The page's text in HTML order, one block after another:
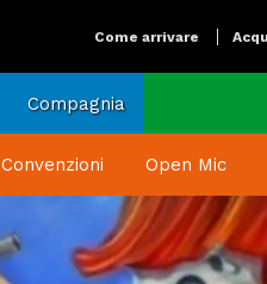
Come arrivare
Compagnia
Convenzioni Open Mic